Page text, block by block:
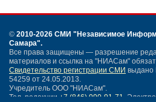
© 2010-2026 СМИ "Независимое
Самара".
Все права защищены — разрешение
материалов и ссылка на "НИАСам"
Свидетельство регистрации СМИ выдано
54259 от 24.05.2013.
Учредитель ООО "НИАСам".
Тел. редакции +7 (846) 990-91-71.